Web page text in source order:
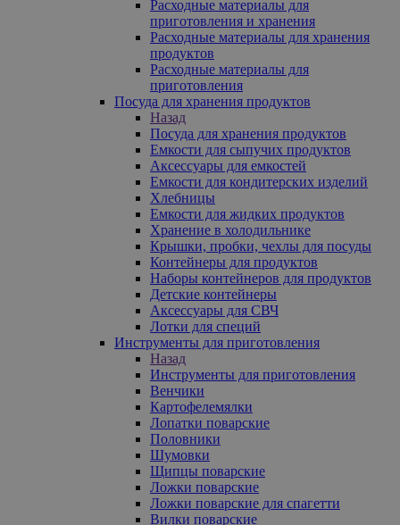
Расходные материалы для
приготовления и хранения
Расходные материалы для хранения
продуктов
Расходные материалы для
приготовления
Посуда для хранения продуктов
Назад
Посуда для хранения продуктов
Емкости для сыпучих продуктов
Аксессуары для емкостей
Емкости для кондитерских изделий
Хлебницы
Емкости для жидких продуктов
Хранение в холодильнике
Крышки, пробки, чехлы для посуды
Контейнеры для продуктов
Наборы контейнеров для продуктов
Детские контейнеры
Аксессуары для СВЧ
Лотки для специй
Инструменты для приготовления
Назад
Инструменты для приготовления
Венчики
Картофелемялки
Лопатки поварские
Половники
Шумовки
Щипцы поварские
Ложки поварские
Ложки поварские для спагетти
Вилки поварские